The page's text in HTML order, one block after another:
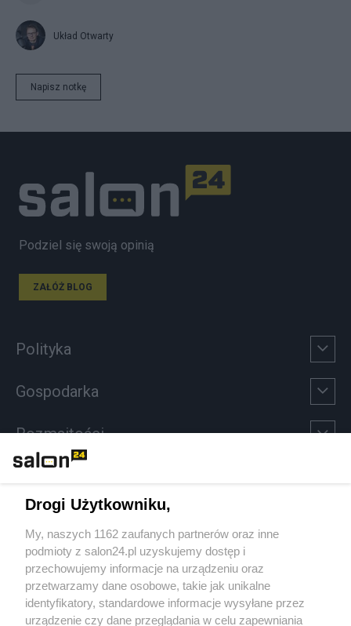
Układ Otwarty
Napisz notkę
Podziel się swoją opinią
ZAŁÓŻ BLOG
Polityka
Gospodarka
Rozmaitości
Sport
Społeczeństwo
Kultura
Drogi Użytkowniku,
My, naszych 1162 zaufanych partnerów oraz inne
podmioty z salon24.pl uzyskujemy dostęp i
przechowujemy informacje na urządzeniu oraz
przetwarzamy dane osobowe, takie jak unikalne
identyfikatory, standardowe informacje wysyłane przez
urządzenie czy dane przeglądania w celu zapewniania